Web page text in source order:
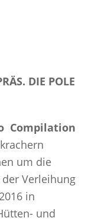
DIE POLE
Compilation
um die
Verleihung
in
und